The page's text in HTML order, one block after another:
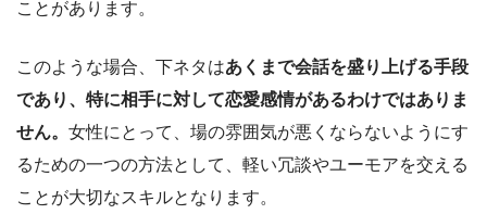
ことがあります。
このような場合、下ネタはあくまで会話を盛り上げる手段
であり、特に相手に対して恋愛感情があるわけではありま
せん。 女性にとって、場の雰囲気が悪くならないようにす
るための一つの方法として、軽い冗談やユーモアを交える
ことが大切なスキルとなります。